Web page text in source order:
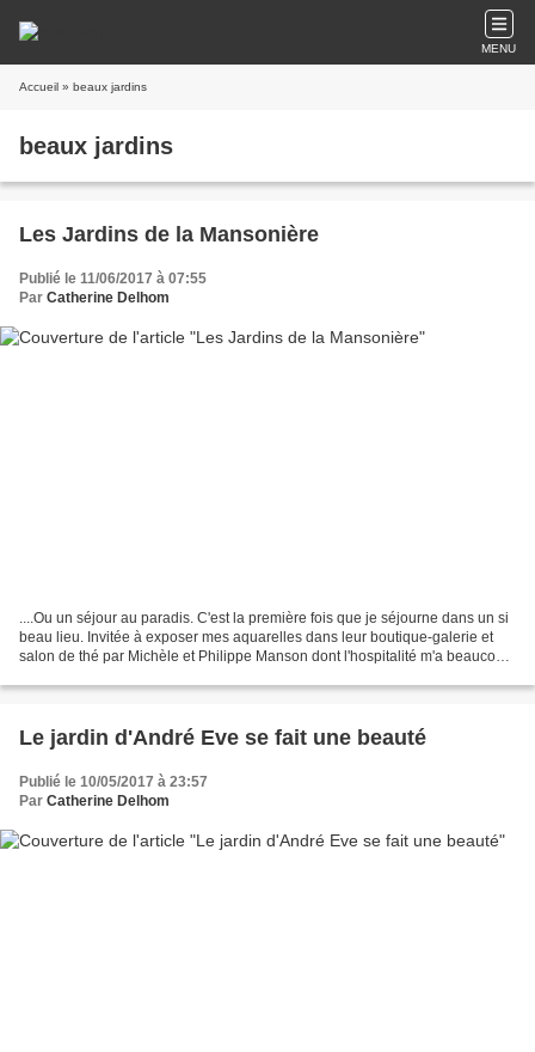
MENU
Accueil » beaux jardins
beaux jardins
Les Jardins de la Mansonière
Publié le 11/06/2017 à 07:55
Par Catherine Delhom
....Ou un séjour au paradis. C'est la première fois que je séjourne dans un si
beau lieu. Invitée à exposer mes aquarelles dans leur boutique-galerie et
salon de thé par Michèle et Philippe Manson dont l'hospitalité m'a beaucoup
Le jardin d'André Eve se fait une beauté
Publié le 10/05/2017 à 23:57
Par Catherine Delhom